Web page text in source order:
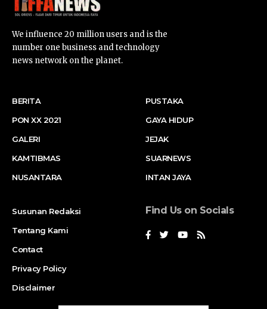
We influence 20 million users and is the
number one business and technology
news network on the planet.
BERITA
PON XX 2021
GALERI
KAMTIBMAS
NUSANTARA
PUSTAKA
GAYA HIDUP
JEJAK
SUARNEWS
INTAN JAYA
Susunan Redaksi
Tentang Kami
Contact
Privacy Policy
Disclaimer
Find Us on Socials